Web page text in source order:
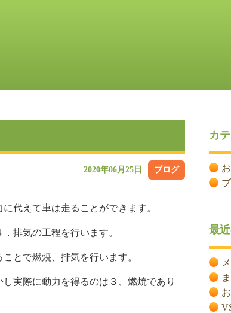
2020年06月25日 ブログ
代えて車は走ることができます。
気の工程を行います。
とで燃焼、排気を行います。
実際に動力を得るのは３、燃焼であり
カ
最